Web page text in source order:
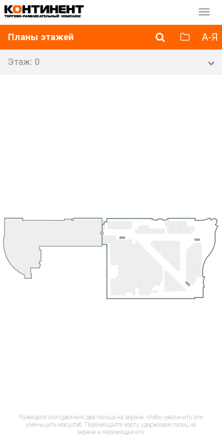
Планы этажей А-Я
Этаж: 0
Разведите или сдвиньте два пальца на экране, чтобы увеличить или
уменьшить масштаб. Перемещайте карту удерживая палец на
экране и перемещая его.